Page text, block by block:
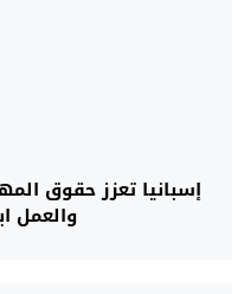
إسبانيا تعزز حقوق
والعمل